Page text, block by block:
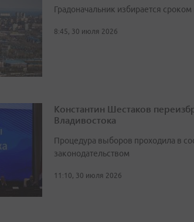
Градоначальник избирается сроком
8:45, 30 июля 2026
Константин Шестаков
Владивостока
Процедура выборов проходила в
законодательством
11:10, 30 июля 2026